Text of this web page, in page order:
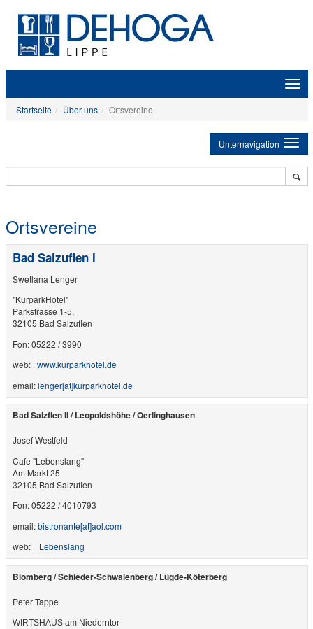
Startseite
Über uns Ortsvereine
Unternavigation
Ortsvereine
Bad Salzuflen I
Swetlana Lenger
"KurparkHotel"
Parkstrasse 1-5,
32105 Bad Salzuflen
Fon: 05222 / 3990
web: www.kurparkhotel.de
email:lenger​[at]​kurparkhotel.de
Bad Salzflen II / Leopoldshöhe / Oerlinghausen
Josef Westfeld
Cafe "Lebenslang"
Am Markt 25
32105 Bad Salzuflen
Fon: 05222 / 4010793
email:bistronante​[at]​aol.com
web: Lebenslang
Blomberg / Schieder-Schwalenberg / Lügde-Köterberg
Peter Tappe
WIRTSHAUS am Niederntor